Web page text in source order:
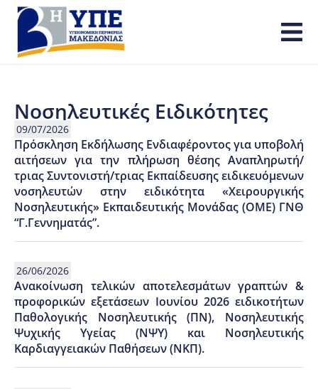
Νοσηλευτικές Ειδικότητες
09/07/2026
Πρόσκληση Εκδήλωσης Ενδιαφέροντος για υποβολή
αιτήσεων για την πλήρωση θέσης Αναπληρωτή/
τριας Συντονιστή/τριας Εκπαίδευσης ειδικευόμενων
νοσηλευτών στην ειδικότητα «Χειρουργικής
Νοσηλευτικής» Εκπαιδευτικής Μονάδας (ΟΜΕ) ΓΝΘ
“Γ.Γεννηματάς”.
26/06/2026
Ανακοίνωση τελικών αποτελεσμάτων γραπτών &
προφορικών εξετάσεων Ιουνίου 2026 ειδικοτήτων
Παθολογικής Νοσηλευτικής (ΠΝ), Νοσηλευτικής
Ψυχικής Υγείας (ΝΨΥ) και Νοσηλευτικής
Καρδιαγγειακών Παθήσεων (ΝΚΠ).